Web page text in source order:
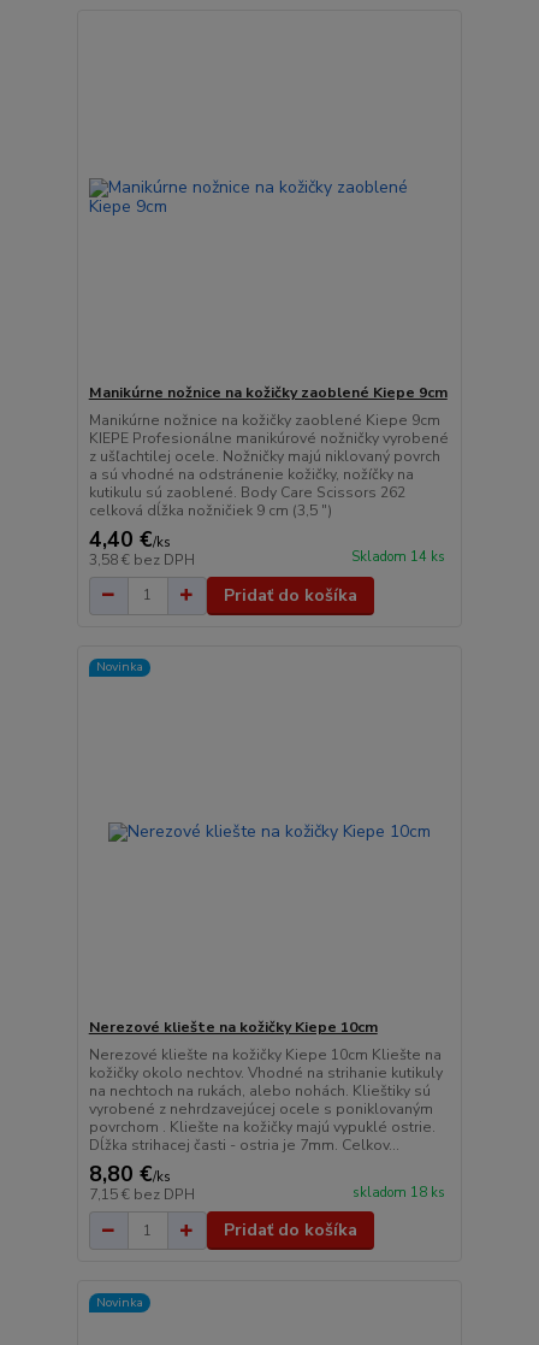
Manikúrne nožnice na kožičky zaoblené Kiepe 9cm
Manikúrne nožnice na kožičky zaoblené Kiepe 9cm
KIEPE Profesionálne manikúrové nožničky vyrobené
z ušľachtilej ocele. Nožničky majú niklovaný povrch
a sú vhodné na odstránenie kožičky, nožíčky na
kutikulu sú zaoblené. Body Care Scissors 262
celková dĺžka nožničiek 9 cm (3,5 ")
4,40 €/ks
3,58 € bez DPH Skladom 14 ks
Pridať do košíka
Novinka
Nerezové kliešte na kožičky Kiepe 10cm
Nerezové kliešte na kožičky Kiepe 10cm Kliešte na
kožičky okolo nechtov. Vhodné na strihanie kutikuly
na nechtoch na rukách, alebo nohách. Klieštiky sú
vyrobené z nehrdzavejúcej ocele s poniklovaným
povrchom . Kliešte na kožičky majú vypuklé ostrie.
Dĺžka strihacej časti - ostria je 7mm. Celkov...
8,80 €/ks
7,15 € bez DPH skladom 18 ks
Pridať do košíka
Novinka